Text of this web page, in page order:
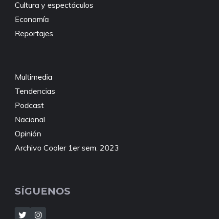
Cultura y espectáculos
Economía
Reportajes
Multimedia
Tendencias
Podcast
Nacional
Opinión
Archivo Cooler 1er sem. 2023
SÍGUENOS